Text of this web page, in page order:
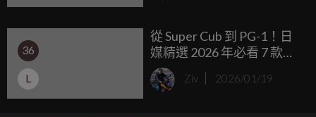
36
L
從 Super Cub 到 PG-1！日
媒精選 2026 年必看 7 款
「免離合器」125 玩樂車推
薦
Ziv 2026/01/19